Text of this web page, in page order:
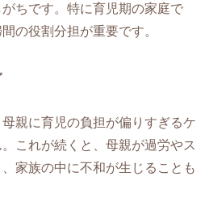
ちです。特に育児期の家庭で
の役割分担が重要です。
親に育児の負担が偏りすぎるケ
これが続くと、母親が過労やス
家族の中に不和が生じることも